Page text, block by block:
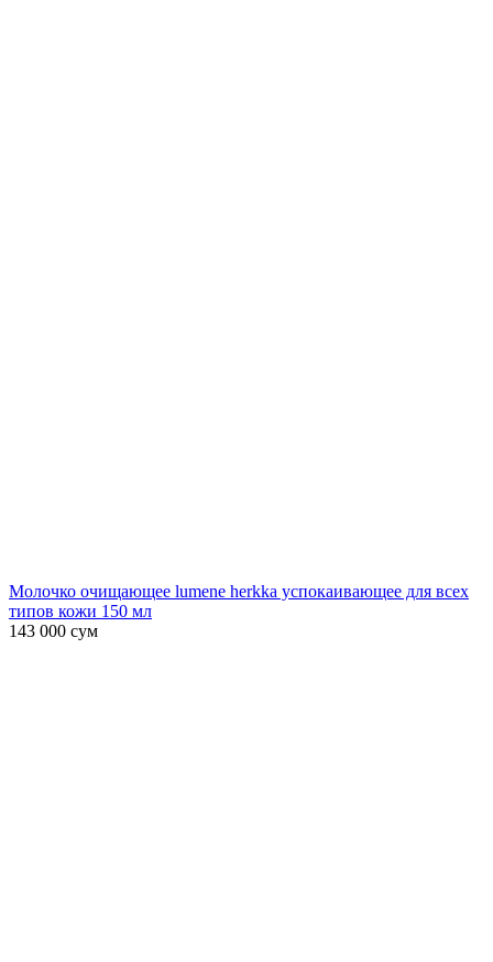
Молочко очищающее lumene herkka успокаивающее для всех
типов кожи 150 мл
143 000 сум